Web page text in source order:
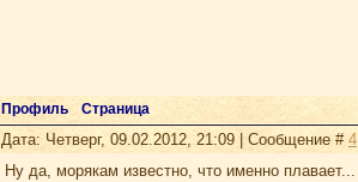
Профиль Страница
Дата: Четверг, 09.02.2012, 21:09 | Сообщение # 4
Ну да, морякам известно, что именно плавает...